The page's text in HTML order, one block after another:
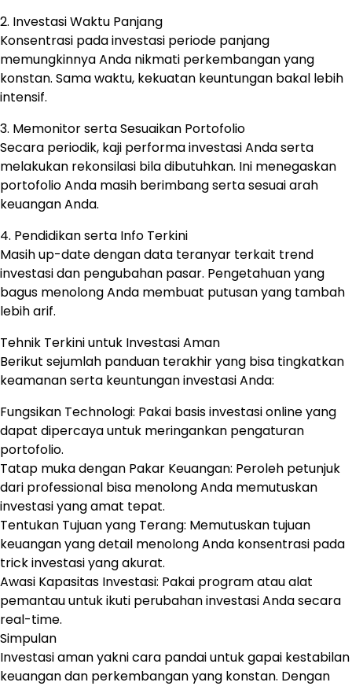
2. Investasi Waktu Panjang
Konsentrasi pada investasi periode panjang
memungkinnya Anda nikmati perkembangan yang
konstan. Sama waktu, kekuatan keuntungan bakal lebih
intensif.
3. Memonitor serta Sesuaikan Portofolio
Secara periodik, kaji performa investasi Anda serta
melakukan rekonsilasi bila dibutuhkan. Ini menegaskan
portofolio Anda masih berimbang serta sesuai arah
keuangan Anda.
4. Pendidikan serta Info Terkini
Masih up-date dengan data teranyar terkait trend
investasi dan pengubahan pasar. Pengetahuan yang
bagus menolong Anda membuat putusan yang tambah
lebih arif.
Tehnik Terkini untuk Investasi Aman
Berikut sejumlah panduan terakhir yang bisa tingkatkan
keamanan serta keuntungan investasi Anda:
Fungsikan Technologi: Pakai basis investasi online yang
dapat dipercaya untuk meringankan pengaturan
portofolio.
Tatap muka dengan Pakar Keuangan: Peroleh petunjuk
dari professional bisa menolong Anda memutuskan
investasi yang amat tepat.
Tentukan Tujuan yang Terang: Memutuskan tujuan
keuangan yang detail menolong Anda konsentrasi pada
trick investasi yang akurat.
Awasi Kapasitas Investasi: Pakai program atau alat
pemantau untuk ikuti perubahan investasi Anda secara
real-time.
Simpulan
Investasi aman yakni cara pandai untuk gapai kestabilan
keuangan dan perkembangan yang konstan. Dengan